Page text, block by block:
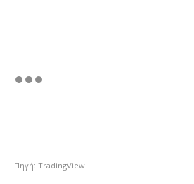
Πηγή: TradingView